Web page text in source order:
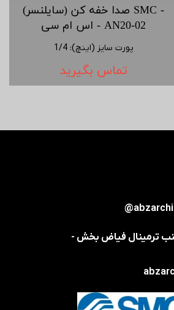
صدا خفه کن (سایلنسر) SMC -
اس ام سی - AN20-02
پورت سایز (اینچ):
1/4
تماس بگیرید
ترمینال فیاض بخش -